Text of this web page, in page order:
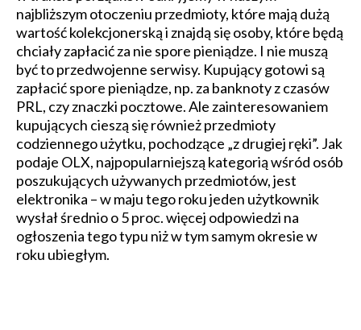
najbliższym otoczeniu przedmioty, które mają dużą
wartość kolekcjonerską i znajdą się osoby, które będą
chciały zapłacić za nie spore pieniądze. I nie muszą
być to przedwojenne serwisy. Kupujący gotowi są
zapłacić spore pieniądze, np. za banknoty z czasów
PRL, czy znaczki pocztowe. Ale zainteresowaniem
kupujących cieszą się również przedmioty
codziennego użytku, pochodzące „z drugiej ręki”. Jak
podaje OLX, najpopularniejszą kategorią wśród osób
poszukujących używanych przedmiotów, jest
elektronika – w maju tego roku jeden użytkownik
wysłał średnio o 5 proc. więcej odpowiedzi na
ogłoszenia tego typu niż w tym samym okresie w
roku ubiegłym.